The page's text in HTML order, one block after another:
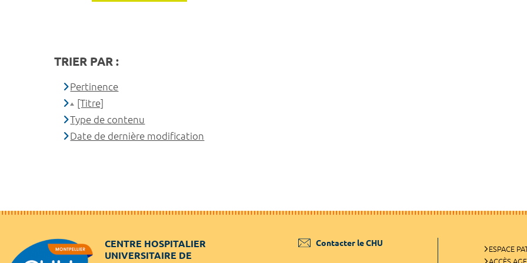
TRIER PAR :
Pertinence
[Titre]
Type de contenu
Date de dernière modification
CENTRE HOSPITALIER
UNIVERSITAIRE DE
Contacter le CHU
ESPACE
ACCÈS